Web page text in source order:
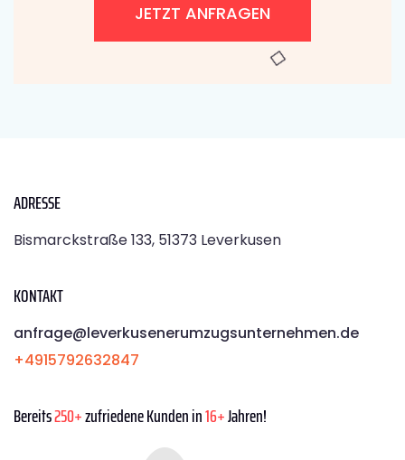
JETZT ANFRAGEN
ADRESSE
Bismarckstraße 133, 51373 Leverkusen
KONTAKT
anfrage@leverkusenerumzugsunternehmen.de
+4915792632847
Bereits250+zufriedene Kunden in16+Jahren!